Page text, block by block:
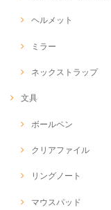
ヘルメット
ミラー
ネックストラップ
文具
ボールペン
クリアファイル
リングノート
マウスパッド